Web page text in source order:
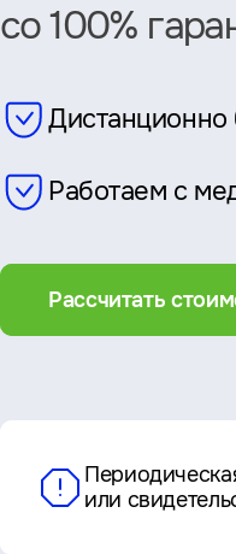
со 100%
Дистанционно
Работаем с
Рассчитать
или